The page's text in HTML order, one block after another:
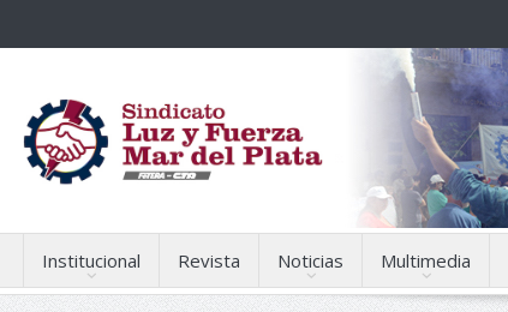
Institucional Revista Noticias Multimedia